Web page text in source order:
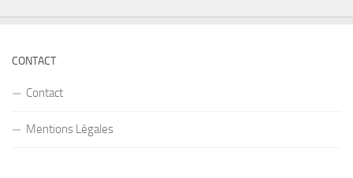
CONTACT
Contact
Mentions Légales